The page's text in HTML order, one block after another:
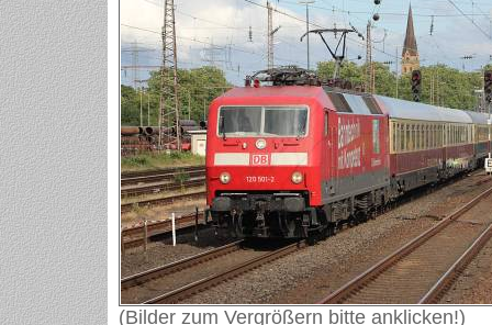
(Bilder zum Vergrößern bitte anklicken!)